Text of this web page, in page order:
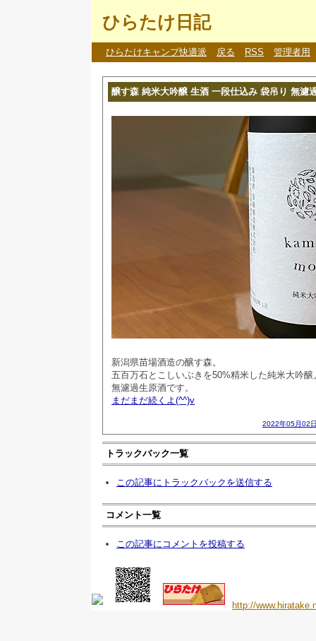
ひらたけ日記
ひらたけキャンプ快適派 戻る RSS 管理者用
醸す森 純米大吟醸 生酒 一段仕込み 袋吊り 無濾
新潟県苗場酒造の醸す森。
五百万石とこしいぶきを50%精米した純米大吟醸
無濾過生原酒です。
まだまだ続くよ(^^)v
2022年05月02
トラックバック一覧
この記事にトラックバックを送信する
コメント一覧
この記事にコメントを投稿する
http://